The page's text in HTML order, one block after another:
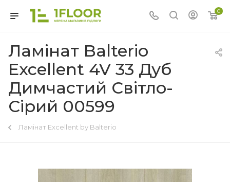
0
Ламінат Balterio
Excellent 4V 33 Дуб
Димчастий Світло-
Сірий 00599
Ламінат Excellent by Balterio